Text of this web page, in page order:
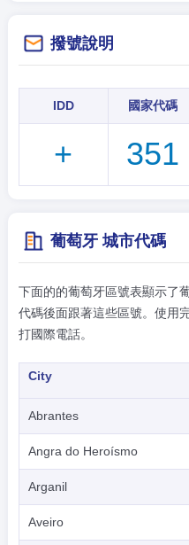
Indonesian
한국어
撥號說明
IDD 國家代碼
+ 351
葡萄牙 城市代碼
下面的的葡萄牙區號表顯示了
代碼後面跟著這些區號。使用
打國際電話。
City
Abrantes
Angra do Heroísmo
Arganil
Aveiro